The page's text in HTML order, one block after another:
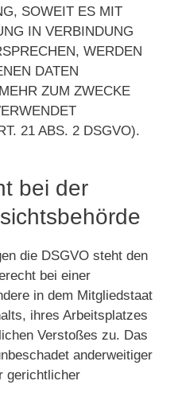
SOWEIT ES MIT
IN VERBINDUNG
WERDEN
DATEN
ZUM ZWECKE
21 ABS. 2 DSGVO).
bei der
die DSGVO steht den
bei einer
in dem Mitgliedstaat
ihres Arbeitsplatzes
Verstoßes zu. Das
anderweitiger
gerichtlicher